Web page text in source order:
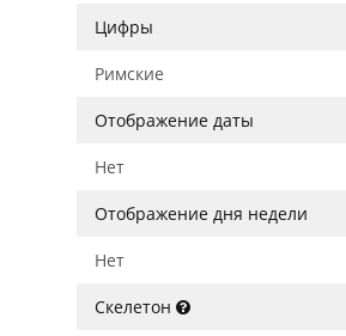
Цифры
Римские
Отображение даты
Нет
Отображение дня недели
Нет
Скелетон